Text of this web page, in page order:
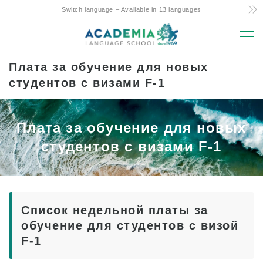
Switch language – Available in 13 languages
Причины выбора
Низкая стоимость! Обязательства и
секреты
Единственный на Гавайях 4-дневный
недельный курс
Дружеская поддержка родителей и детей
при обучении за границей
Опытные преподаватели
Весело! Aloha Student Life
Плата за обучение для новых
студентов с визами F-1
Плата за обучение для новых
студентов с визами F-1
Список недельной платы за
обучение для студентов с визой
F-1